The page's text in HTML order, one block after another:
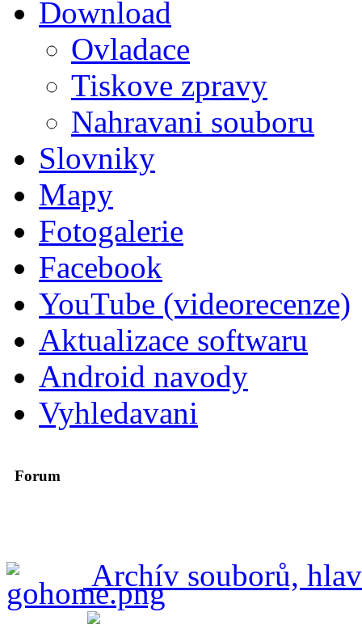
Download
Ovladace
Tiskove zpravy
Nahravani souboru
Slovniky
Mapy
Fotogalerie
Facebook
YouTube (videorecenze)
Aktualizace softwaru
Android navody
Vyhledavani
Forum
Archív souborů,